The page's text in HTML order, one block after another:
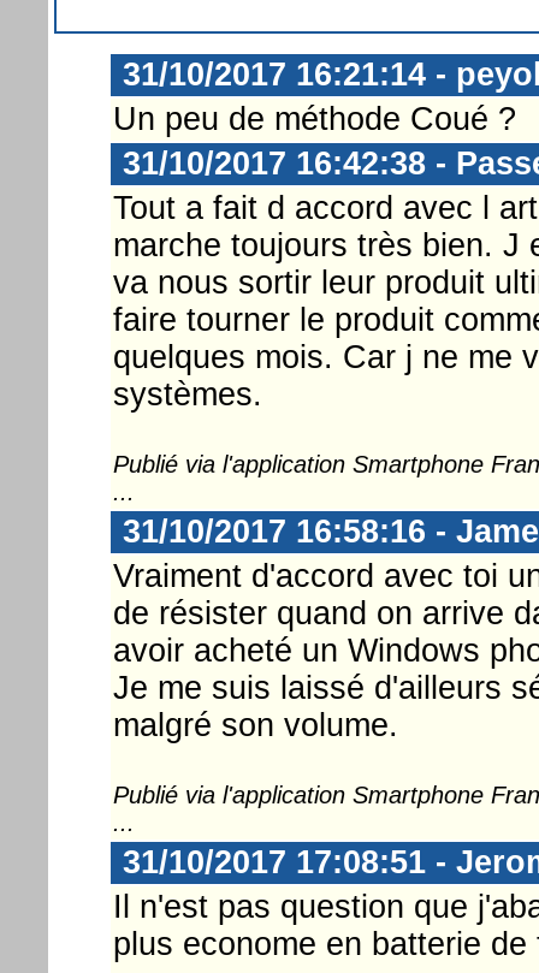
31/10/2017 16:21:14 -
Un peu de méthode Coué ?
31/10/2017 16:42:38 -
Tout a fait d accord avec l
marche toujours très bien. J
va nous sortir leur produit
faire tourner le produit
quelques mois. Car j ne me
systèmes.
Publié via l'application Smartphone
...
31/10/2017 16:58:16 -
Vraiment d'accord avec toi
de résister quand on arrive
avoir acheté un Windows
Je me suis laissé d'ailleurs
malgré son volume.
Publié via l'application Smartphone
...
31/10/2017 17:08:51 -
Il n'est pas question que
plus econome en batterie